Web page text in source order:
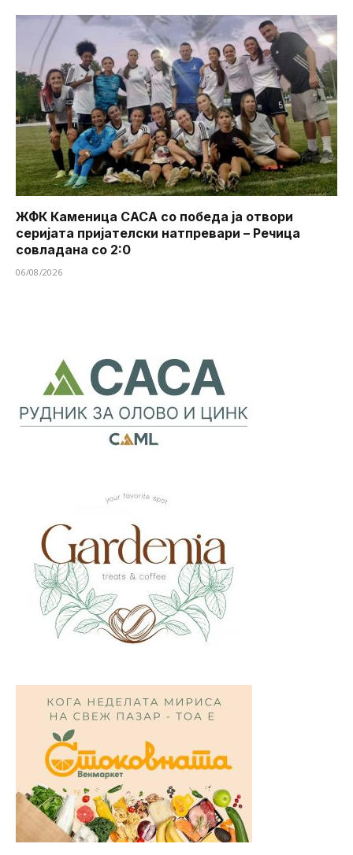
ЖФК Каменица САСА со победа ја отвори
серијата пријателски натпревари – Речица
совладана со 2:0
06/08/2026